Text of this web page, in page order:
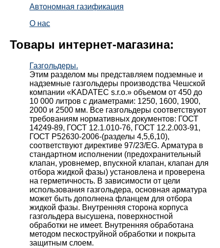
Автономная газификация
О нас
Товары интернет-магазина:
Газгольдеры.
Этим разделом мы представляем подземные и
надземные газгольдеры производства Чешской
компании «KADATEC s.r.o.» объемом от 450 до
10 000 литров с диаметрами: 1250, 1600, 1900,
2000 и 2500 мм. Все газгольдеры соответствуют
требованиям нормативных документов: ГОСТ
14249-89, ГОСТ 12.1.010-76, ГОСТ 12.2.003-91,
ГОСТ Р52630-2006-(разделы 4,5,6,10),
соответствуют директиве 97/23/EG. Арматура в
стандартном исполнении (предохранительный
клапан, уровнемер, впускной клапан, клапан для
отбора жидкой фазы) установлена и проверена
на герметичность. В зависимости от цели
использования газгольдера, основная арматура
может быть дополнена фланцем для отбора
жидкой фазы. Внутренняя сторона корпуса
газгольдера высушена, поверхностной
обработки не имеет. Внутренняя обработана
методом пескоструйной обработки и покрыта
защитным слоем.